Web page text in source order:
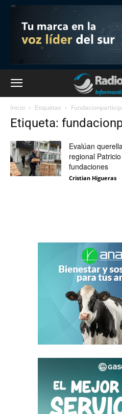
Inicio Etiquetas
Etiqueta:
Evalúan
regional
fundaciones
Cristian Higueras -